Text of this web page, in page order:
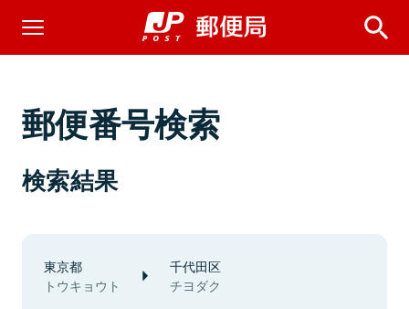
郵便番号検索
検索結果
東京都
トウキョウト
千代田区
チヨダク